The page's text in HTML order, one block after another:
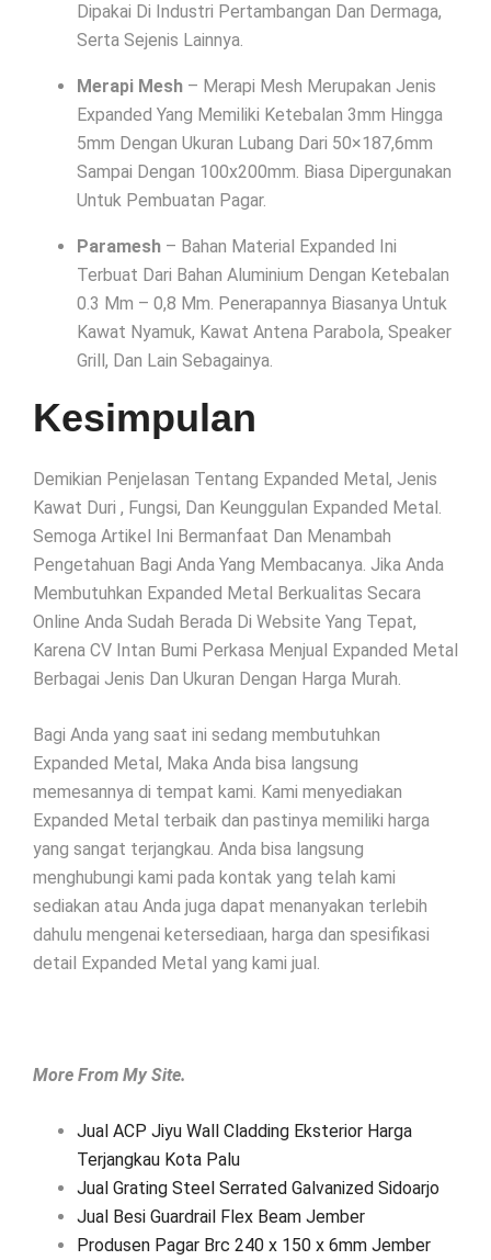
Dipakai Di Industri Pertambangan Dan Dermaga,
Serta Sejenis Lainnya.
Merapi Mesh – Merapi Mesh Merupakan Jenis
Expanded Yang Memiliki Ketebalan 3mm Hingga
5mm Dengan Ukuran Lubang Dari 50×187,6mm
Sampai Dengan 100x200mm. Biasa Dipergunakan
Untuk Pembuatan Pagar.
Paramesh – Bahan Material Expanded Ini
Terbuat Dari Bahan Aluminium Dengan Ketebalan
0.3 Mm – 0,8 Mm. Penerapannya Biasanya Untuk
Kawat Nyamuk, Kawat Antena Parabola, Speaker
Grill, Dan Lain Sebagainya.
Kesimpulan
Demikian Penjelasan Tentang Expanded Metal, Jenis
Kawat Duri , Fungsi, Dan Keunggulan Expanded Metal.
Semoga Artikel Ini Bermanfaat Dan Menambah
Pengetahuan Bagi Anda Yang Membacanya. Jika Anda
Membutuhkan Expanded Metal Berkualitas Secara
Online Anda Sudah Berada Di Website Yang Tepat,
Karena CV Intan Bumi Perkasa Menjual Expanded Metal
Berbagai Jenis Dan Ukuran Dengan Harga Murah.
Bagi Anda yang saat ini sedang membutuhkan
Expanded Metal, Maka Anda bisa langsung
memesannya di tempat kami. Kami menyediakan
Expanded Metal terbaik dan pastinya memiliki harga
yang sangat terjangkau. Anda bisa langsung
menghubungi kami pada kontak yang telah kami
sediakan atau Anda juga dapat menanyakan terlebih
dahulu mengenai ketersediaan, harga dan spesifikasi
detail Expanded Metal yang kami jual.
More From My Site.
Jual ACP Jiyu Wall Cladding Eksterior Harga
Terjangkau Kota Palu
Jual Grating Steel Serrated Galvanized Sidoarjo
Jual Besi Guardrail Flex Beam Jember
Produsen Pagar Brc 240 x 150 x 6mm Jember